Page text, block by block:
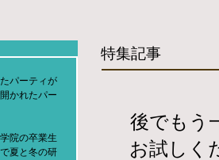
パーティが
かれたパー
院の卒業生
夏と冬の研
特集記事
後でもう
お試しく